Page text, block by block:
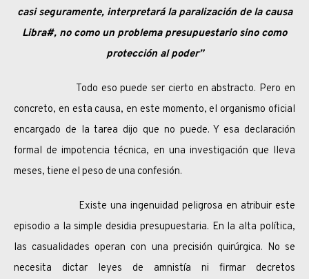
casi seguramente, interpretará la paralización de la causa
Libra#, no como un problema presupuestario sino como
protección al poder”
Todo eso puede ser cierto en abstracto. Pero en
concreto, en esta causa, en este momento, el organismo oficial
encargado de la tarea dijo que no puede. Y esa declaración
formal de impotencia técnica, en una investigación que lleva
meses, tiene el peso de una confesión.
Existe una ingenuidad peligrosa en atribuir este
episodio a la simple desidia presupuestaria. En la alta política,
las casualidades operan con una precisión quirúrgica. No se
necesita dictar leyes de amnistía ni firmar decretos